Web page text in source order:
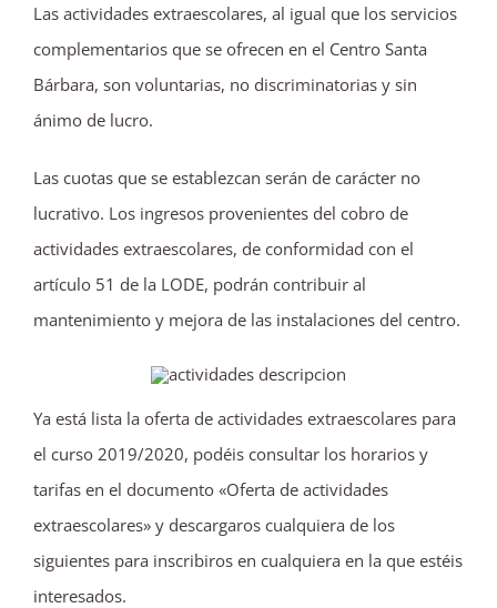
Las actividades extraescolares, al igual que los servicios
complementarios que se ofrecen en el Centro Santa
Bárbara, son voluntarias, no discriminatorias y sin
ánimo de lucro.
Las cuotas que se establezcan serán de carácter no
lucrativo. Los ingresos provenientes del cobro de
actividades extraescolares, de conformidad con el
artículo 51 de la LODE, podrán contribuir al
mantenimiento y mejora de las instalaciones del centro.
Ya está lista la oferta de actividades extraescolares para
el curso 2019/2020, podéis consultar los horarios y
tarifas en el documento «Oferta de actividades
extraescolares» y descargaros cualquiera de los
siguientes para inscribiros en cualquiera en la que estéis
interesados.